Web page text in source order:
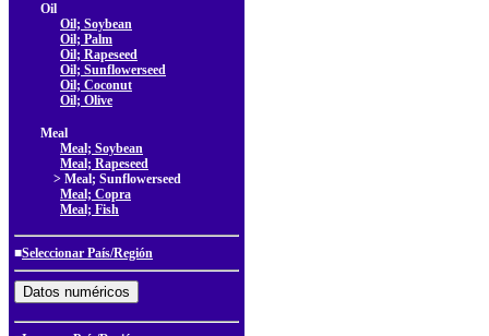
Oil
Oil; Soybean
Oil; Palm
Oil; Rapeseed
Oil; Sunflowerseed
Oil; Coconut
Oil; Olive
Meal
Meal; Soybean
Meal; Rapeseed
> Meal; Sunflowerseed
Meal; Copra
Meal; Fish
■Seleccionar País/Región